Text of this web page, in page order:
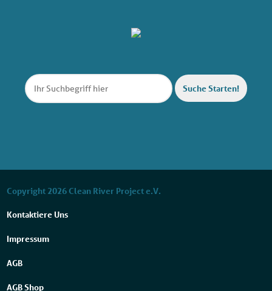
Suche Starten!
Copyright 2026 Clean River Project e.V.
Kontaktiere Uns
Impressum
AGB
AGB Shop